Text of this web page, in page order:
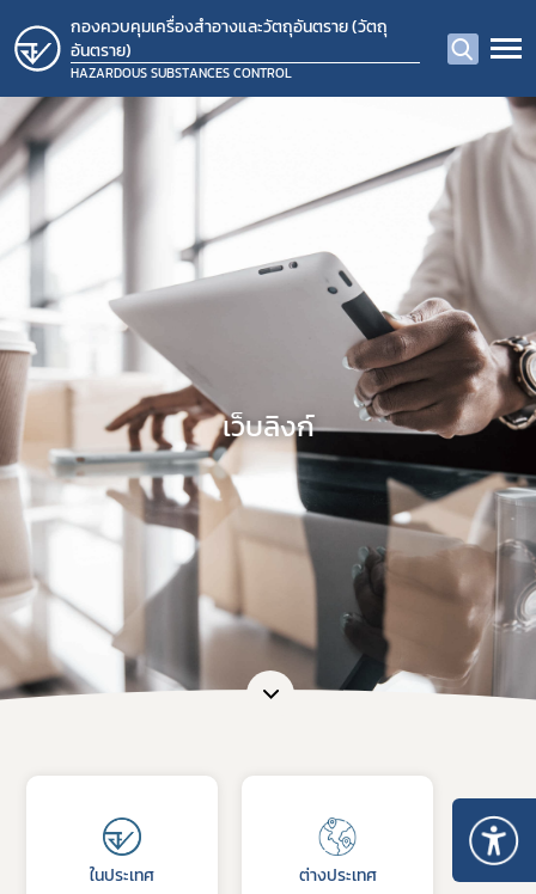
กองควบคุมเครื่องสำอางและวัตถุอันตราย (วัตถุ
อันตราย)
HAZARDOUS SUBSTANCES CONTROL
เว็บลิงก์
ในประเทศ ต่างประเทศ